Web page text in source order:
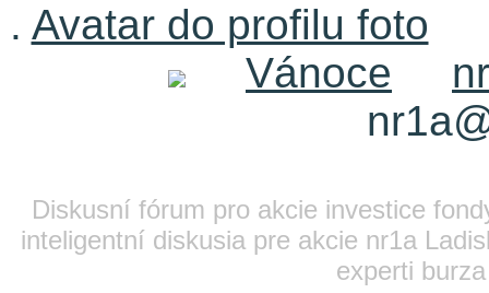
. Avatar do profilu foto
Vánoce
Diskusní fórum pro akcie investice
inteligentní diskusia pre akcie nr1a
experti